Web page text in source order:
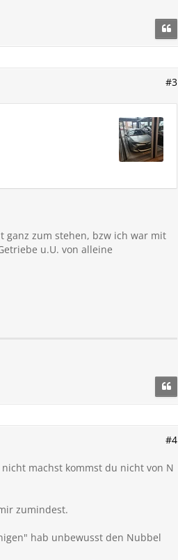
#3
ganz zum stehen, bzw ich war mit
u.U. von alleine
#4
machst kommst du nicht von N
zumindest.
hab unbewusst den Nubbel